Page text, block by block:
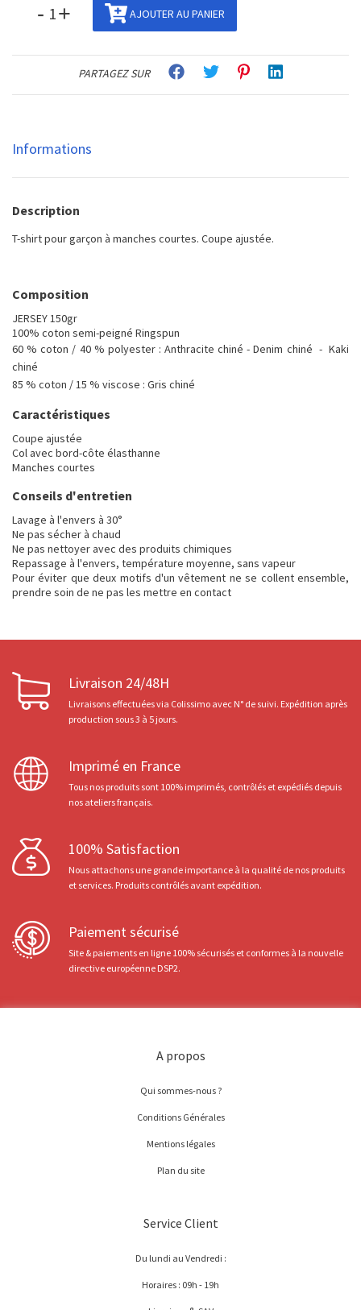
- + AJOUTER AU PANIER
PARTAGEZ SUR
Informations
Description
T-shirt pour garçon à manches courtes. Coupe ajustée.
Composition
JERSEY 150gr
100% coton semi-peigné Ringspun
60 % coton / 40 % polyester : Anthracite chiné - Denim chiné - Kaki
chiné
85 % coton / 15 % viscose : Gris chiné
Caractéristiques
Coupe ajustée
Col avec bord-côte élasthanne
Manches courtes
Conseils d'entretien
Lavage à l'envers à 30°
Ne pas sécher à chaud
Ne pas nettoyer avec des produits chimiques
Repassage à l'envers, température moyenne, sans vapeur
Pour éviter que deux motifs d'un vêtement ne se collent ensemble,
prendre soin de ne pas les mettre en contact
Livraison 24/48H
Livraisons effectuées via Colissimo avec N° de suivi. Expédition après
production sous 3 à 5 jours.
Imprimé en France
Tous nos produits sont 100% imprimés, contrôlés et expédiés depuis
nos ateliers français.
100% Satisfaction
Nous attachons une grande importance à la qualité de nos produits
et services. Produits contrôlés avant expédition.
Paiement sécurisé
Site & paiements en ligne 100% sécurisés et conformes à la nouvelle
directive européenne DSP2.
A propos
Qui sommes-nous ?
Conditions Générales
Mentions légales
Plan du site
Service Client
Du lundi au Vendredi :
Horaires : 09h - 19h